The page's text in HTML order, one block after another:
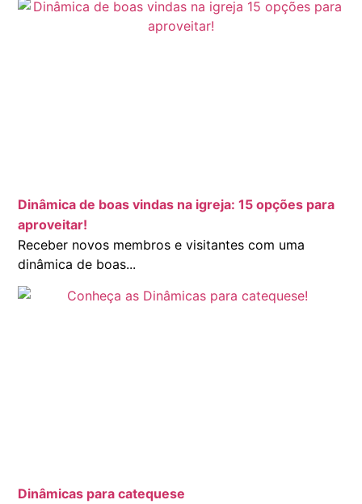
Dinâmica de boas vindas na igreja: 15 opções para
aproveitar!
Receber novos membros e visitantes com uma
dinâmica de boas...
Dinâmicas para catequese